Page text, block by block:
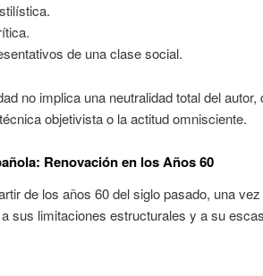
de una clase social.
no implica una neutralidad total del autor,
objetivista o la actitud omnisciente.
Renovación en los Años 60
de los años 60 del siglo pasado, una
sus limitaciones estructurales y a su